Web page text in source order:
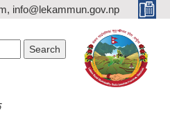
info@lekammun.gov.np